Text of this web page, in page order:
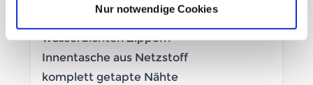
Nur notwendige Cookies
Brust- und Handwärmetaschen mit
wasserdichten Zippern
Innentasche aus Netzstoff
komplett getapte Nähte